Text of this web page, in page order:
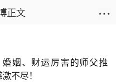
2026年运势
正文
姻、财运厉害的师父推
不尽！